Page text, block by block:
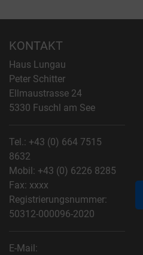
KONTAKT
Haus Lungau
Peter Schitter
Ellmaustrasse 24
5330 Fuschl am See
Tel.: +43 (0) 664 7515
8632
Mobil: +43 (0) 6226 8285
Fax: xxxx
Registrierungsnummer:
50312-000096-2020
E-Mail: